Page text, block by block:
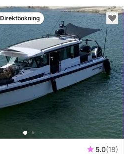
5.0(18)
Direktbokning